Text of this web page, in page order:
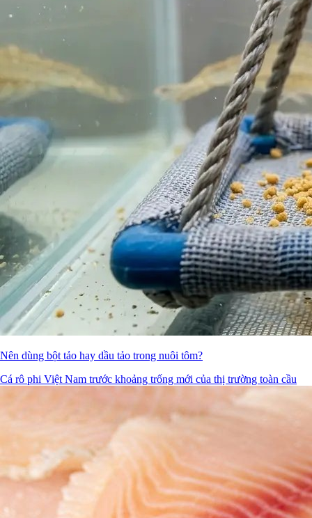
Nên dùng bột tảo hay dầu tảo trong nuôi tôm?
Cá rô phi Việt Nam trước khoảng trống mới của thị trường toàn cầu